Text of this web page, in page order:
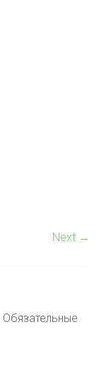
Next →
Обязательные